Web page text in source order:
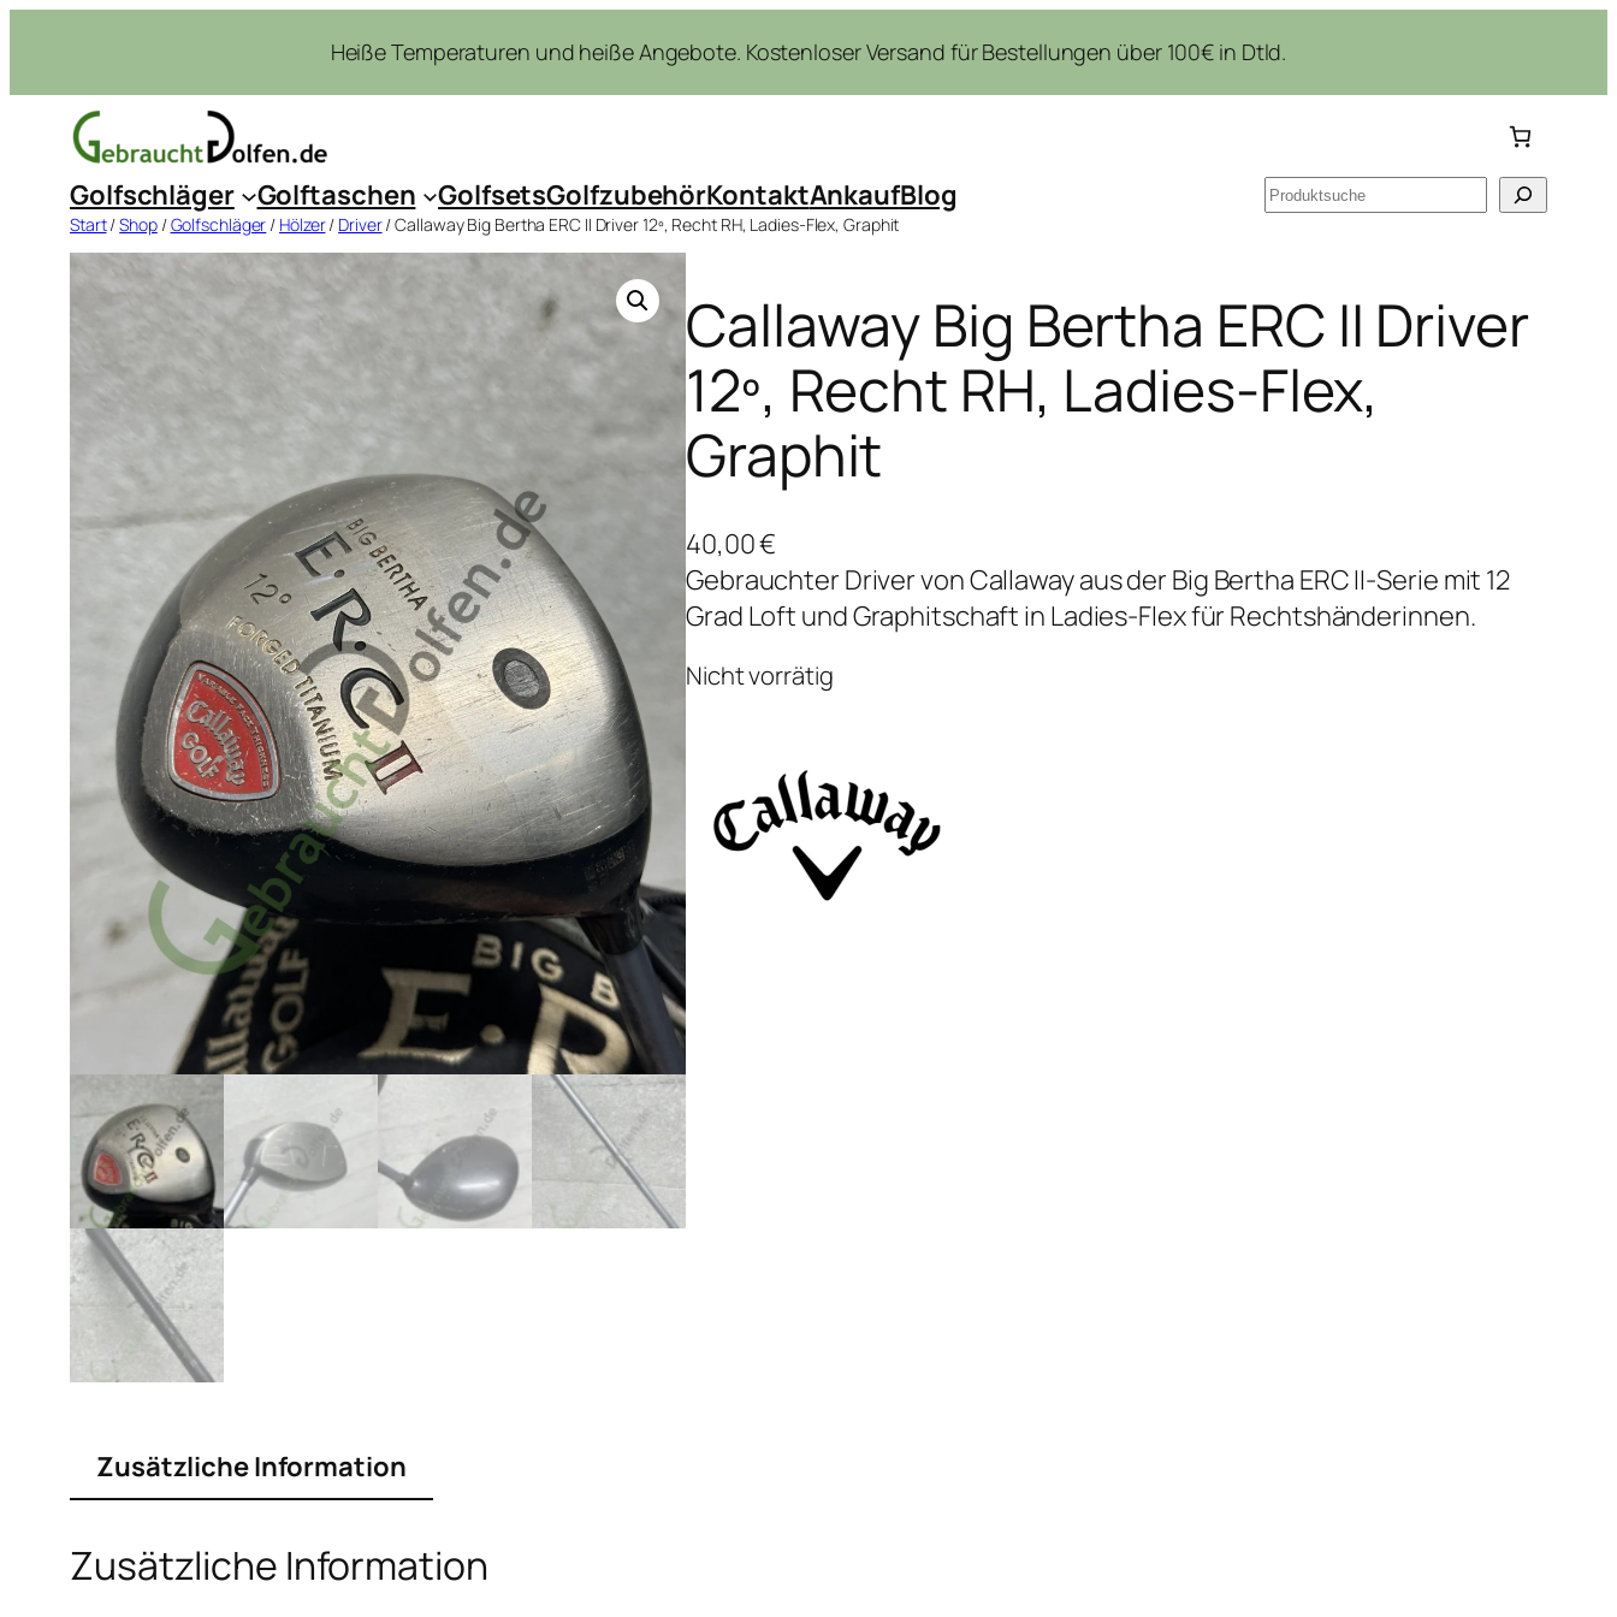
springen
Heiße Temperaturen und heiße Angebote. Kostenloser Versand für Bestellungen über 100€ in Dtld.
Golfschläger Golftaschen GolfsetsGolfzubehörKontaktAnkaufBlog Suchen
Start/Shop/Golfschläger / Hölzer/ Driver/ Callaway Big Bertha ERC II Driver 12º, Recht RH, Ladies-Flex, Graphit
Callaway Big Bertha ERC II Driver
12º, Recht RH, Ladies-Flex,
Graphit
40,00€
Gebrauchter Driver von Callaway aus der Big Bertha ERC II-Serie mit 12
Grad Loft und Graphitschaft in Ladies-Flex für Rechtshänderinnen.
Nicht vorrätig
Zusätzliche Information
Zusätzliche Information